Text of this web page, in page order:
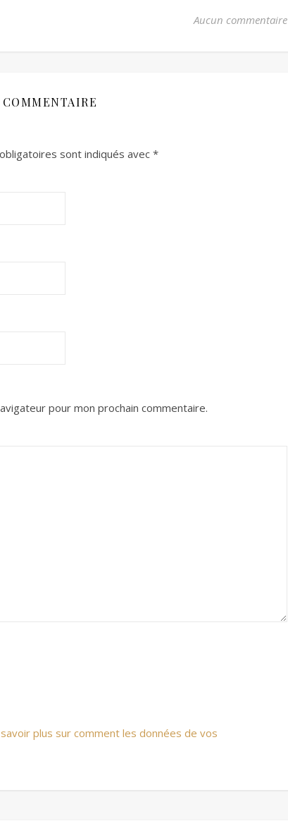
Aucun commentaire
sont indiqués avec*
pour mon prochain commentaire.
savoir plus sur comment les données de vos